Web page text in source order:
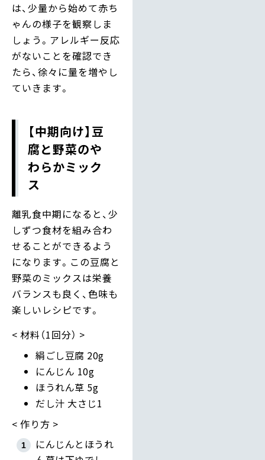
は、少量から始めて赤ち
ゃんの様子を観察しま
しょう。アレルギー反応
がないことを確認でき
たら、徐々に量を増やし
ていきます。
【中期向け】豆
腐と野菜のや
わらかミック
ス
離乳食中期になると、少
しずつ食材を組み合わ
せることができるよう
になります。この豆腐と
野菜のミックスは栄養
バランスも良く、色味も
楽しいレシピです。
材料（1回分）
絹ごし豆腐 20g
にんじん 10g
ほうれん草 5g
だし汁 大さじ1
作り方
にんじんとほうれ